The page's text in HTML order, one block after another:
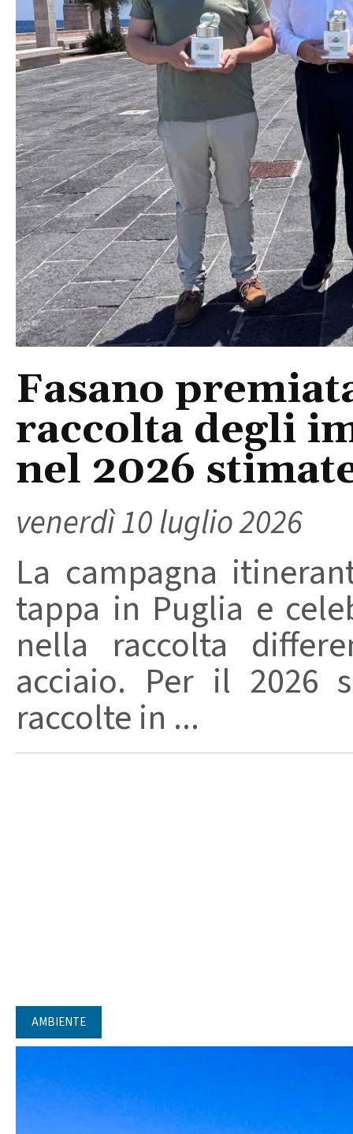
Fasano
raccolta degli
nel 2026
venerdì 10 luglio 2026
La campagna
tappa in Puglia e
nella raccolta
acciaio. Per il 2026
raccolte in ...
AMBIENTE